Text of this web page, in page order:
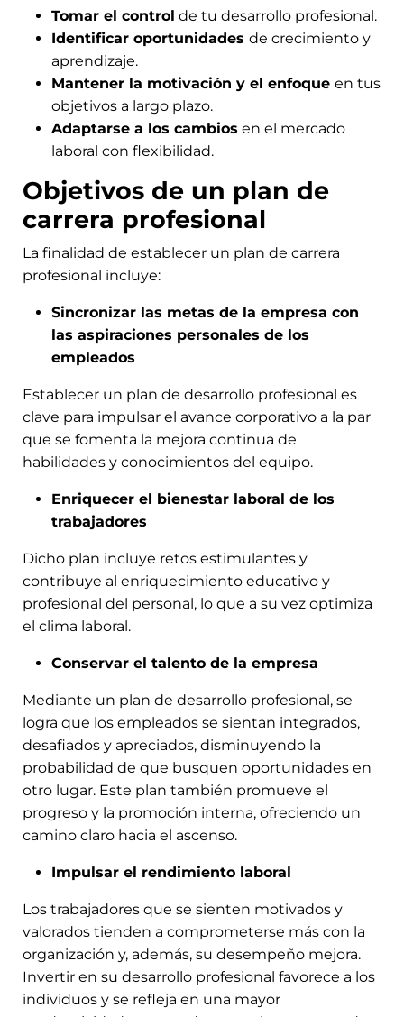
Tomar el control de tu desarrollo profesional.
Identificar oportunidades de crecimiento y
aprendizaje.
Mantener la motivación y el enfoque en tus
objetivos a largo plazo.
Adaptarse a los cambios en el mercado
laboral con flexibilidad.
Objetivos de un plan de
carrera profesional
La finalidad de establecer un plan de carrera
profesional incluye:
Sincronizar las metas de la empresa con
las aspiraciones personales de los
empleados
Establecer un plan de desarrollo profesional es
clave para impulsar el avance corporativo a la par
que se fomenta la mejora continua de
habilidades y conocimientos del equipo.
Enriquecer el bienestar laboral de los
trabajadores
Dicho plan incluye retos estimulantes y
contribuye al enriquecimiento educativo y
profesional del personal, lo que a su vez optimiza
el clima laboral.
Conservar el talento de la empresa
Mediante un plan de desarrollo profesional, se
logra que los empleados se sientan integrados,
desafiados y apreciados, disminuyendo la
probabilidad de que busquen oportunidades en
otro lugar. Este plan también promueve el
progreso y la promoción interna, ofreciendo un
camino claro hacia el ascenso.
Impulsar el rendimiento laboral
Los trabajadores que se sienten motivados y
valorados tienden a comprometerse más con la
organización y, además, su desempeño mejora.
Invertir en su desarrollo profesional favorece a los
individuos y se refleja en una mayor